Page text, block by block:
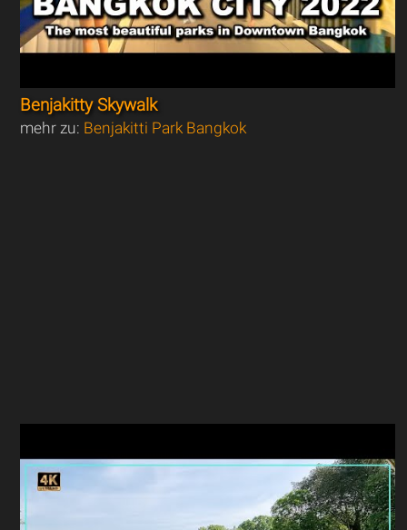
Benjakitty Skywalk
mehr zu: Benjakitti Park Bangkok